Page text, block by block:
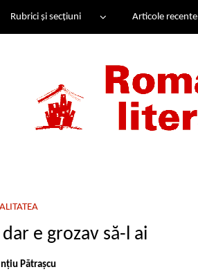
Rubrici și secțiuni Articole recente
e grozav să-l ai
Pătrașcu